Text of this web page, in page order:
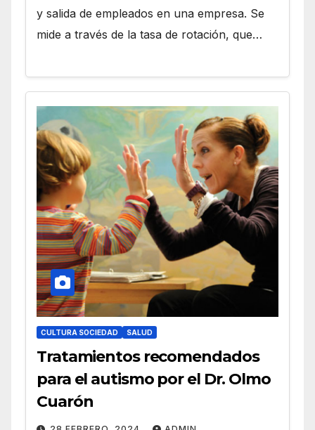
y salida de empleados en una empresa. Se
mide a través de la tasa de rotación, que…
CULTURA SOCIEDAD SALUD
Tratamientos recomendados
para el autismo por el Dr. Olmo
Cuarón